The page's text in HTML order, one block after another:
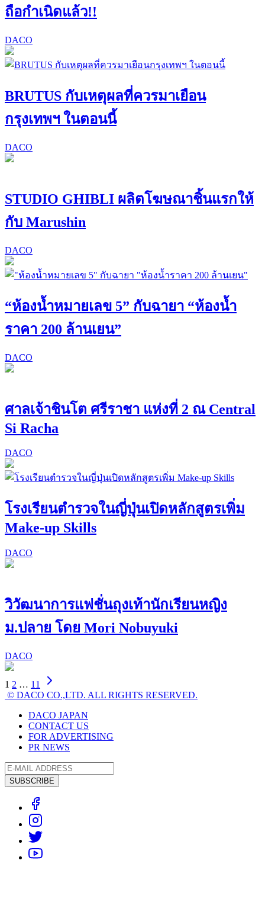
ถือกำเนิดแล้ว!!
DACO
BRUTUS กับเหตุผลที่ควรมาเยือน
กรุงเทพฯ ในตอนนี้
DACO
STUDIO GHIBLI ผลิตโฆษณาชิ้นแรกให้
กับ Marushin
DACO
“ห้องน้ำหมายเลข 5” กับฉายา “ห้องน้ำ
ราคา 200 ล้านเยน”
DACO
ศาลเจ้าชินโต ศรีราชา แห่งที่ 2 ณ Central
Si Racha
DACO
โรงเรียนตำรวจในญี่ปุ่นเปิดหลักสูตรเพิ่ม
Make-up Skills
DACO
วิวัฒนาการแฟชั่นถุงเท้านักเรียนหญิง
ม.ปลาย โดย Mori Nobuyuki
DACO
1 2 … 11
© DACO CO.,LTD. ALL RIGHTS RESERVED.
DACO JAPAN
CONTACT US
FOR ADVERTISING
PR NEWS